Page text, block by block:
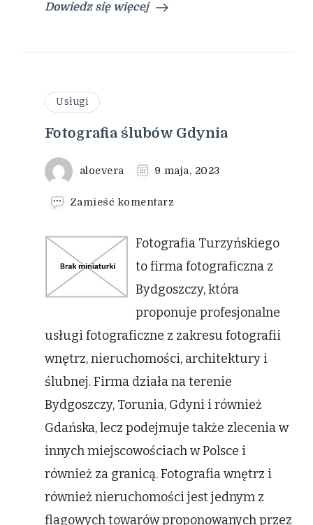
Dowiedz się więcej
Usługi
Fotografia ślubów Gdynia
aloevera 9 maja, 2023
Zamieść komentarz
ślubów
Gdynia
Fotografia Turzyńskiego
to firma fotograficzna z
Bydgoszczy, która
proponuje profesjonalne
usługi fotograficzne z zakresu fotografii
wnętrz, nieruchomości, architektury i
ślubnej. Firma działa na terenie
Bydgoszczy, Torunia, Gdyni i również
Gdańska, lecz podejmuje także zlecenia w
innych miejscowościach w Polsce i
również za granicą. Fotografia wnętrz i
również nieruchomości jest jednym z
flagowych towarów proponowanych przez